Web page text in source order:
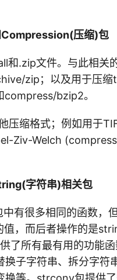
压缩)包
和.zip文件。与此相关
zip；以及用于压缩
bzip2。
压缩格式；例如用于
Ziv-Welch
字符串)相关包
有很多相同的函数，
，而后者操作的是
了所有最有用的功能函
换子字符串、拆分字符